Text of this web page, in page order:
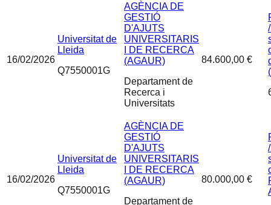
16/02/2026
Universitat de
Lleida
Q7550001G
AGÈNCIA DE
GESTIÓ
D'AJUTS
UNIVERSITARIS
I DE RECERCA
(AGAUR)
Departament de
Recerca i
Universitats
84.600,00 €
16/02/2026
Universitat de
Lleida
Q7550001G
AGÈNCIA DE
GESTIÓ
D'AJUTS
UNIVERSITARIS
I DE RECERCA
(AGAUR)
Departament de
80.000,00 €